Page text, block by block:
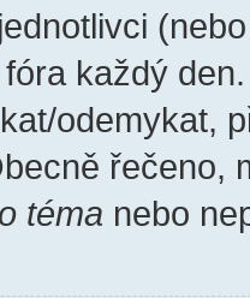
každý
odemykat,
řečeno,
téma nebo